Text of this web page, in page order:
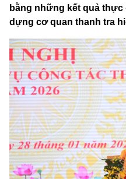
bằng những kết quả thực
dựng cơ quan thanh tra